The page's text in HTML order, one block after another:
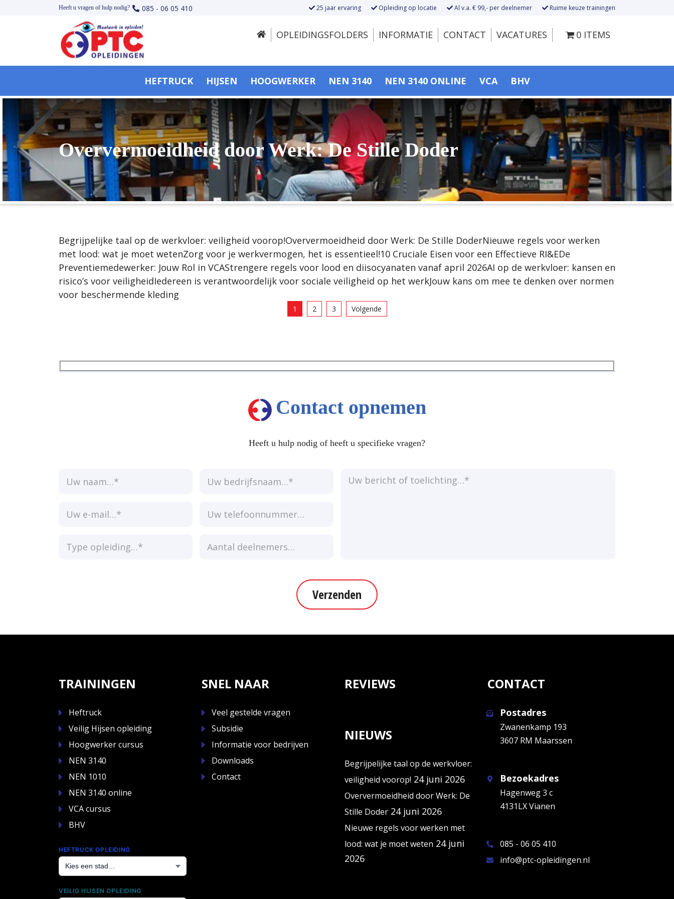
Heeft u vragen of hulp nodig? 085 - 06 05 410 25 jaar ervaring Opleiding op locatie Al v.a. € 99,- per deelnemer Ruime keuze trainingen
OPLEIDINGSFOLDERS INFORMATIE CONTACT VACATURES 0 ITEMS
HEFTRUCK HIJSEN HOOGWERKER NEN 3140 NEN 3140 ONLINE VCA BHV
Oververmoeidheid door Werk: De Stille Doder
Begrijpelijke taal op de werkvloer: veiligheid voorop!Oververmoeidheid door Werk: De Stille DoderNieuwe regels voor werken
met lood: wat je moet wetenZorg voor je werkvermogen, het is essentieel!10 Cruciale Eisen voor een Effectieve RI&EDe
Preventiemedewerker: Jouw Rol in VCAStrengere regels voor lood en diisocyanaten vanaf april 2026AI op de werkvloer: kansen en
risico’s voor veiligheidIedereen is verantwoordelijk voor sociale veiligheid op het werkJouw kans om mee te denken over normen
voor beschermende kleding
1 2 3 Volgende
Contact opnemen
Heeft u hulp nodig of heeft u specifieke vragen?
Verzenden
TRAININGEN
Heftruck
Veilig Hijsen opleiding
Hoogwerker cursus
NEN 3140
NEN 1010
NEN 3140 online
VCA cursus
BHV
HEFTRUCK OPLEIDING
VEILIG HIJSEN OPLEIDING
SNEL NAAR
Veel gestelde vragen
Subsidie
Informatie voor bedrijven
Downloads
Contact
REVIEWS
NIEUWS
Begrijpelijke taal op de werkvloer:
veiligheid voorop! 24 juni 2026
Oververmoeidheid door Werk: De
Stille Doder 24 juni 2026
Nieuwe regels voor werken met
lood: wat je moet weten 24 juni
2026
CONTACT
Postadres
Zwanenkamp 193
3607 RM Maarssen
Bezoekadres
Hagenweg 3 c
4131LX Vianen
085 - 06 05 410
info@ptc-opleidingen.nl